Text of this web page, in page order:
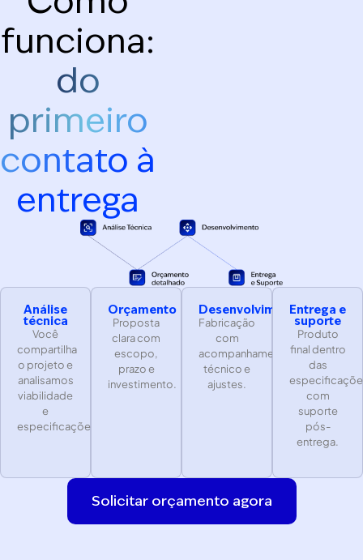
funciona:
do
primeiro
contato à
entrega
Análise
técnica
Você
compartilha
o projeto e
analisamos
viabilidade
e
especificações
Orçamento
Proposta
clara com
escopo,
prazo e
investimento.
Desenvolvimento
Fabricação
com
acompanhamento
técnico e
ajustes.
Entrega e
suporte
Produto
final dentro
das
com
suporte
pós-
entrega.
Solicitar orçamento agora